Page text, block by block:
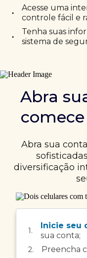
•
Acesse uma
controle fácil e
•
Tenha suas
sistema de
Abra
Abra sua
diversificação
1.
Inicie seu
sua conta;
2. Preencha